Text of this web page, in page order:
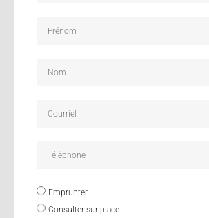
Emprunter
Consulter sur place